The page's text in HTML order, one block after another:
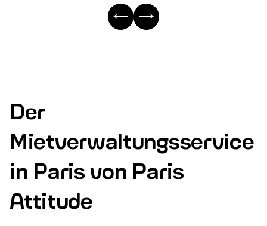
Der
Mietverwaltungsservice
in Paris von Paris
Attitude